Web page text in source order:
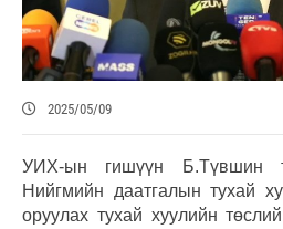
2025/05/09
УИХ-ын гишүүн Б.Түвшин
Нийгмийн даатгалын тухай
оруулах тухай хуулийн